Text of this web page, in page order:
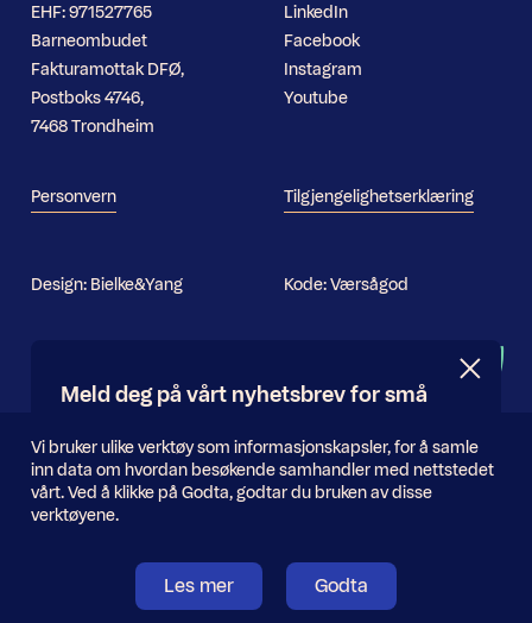
EHF: 971527765
Barneombudet
Fakturamottak DFØ,
Postboks 4746,
7468 Trondheim
Personvern
LinkedIn
Facebook
Instagram
Youtube
Tilgjengelighetserklæring
Design: Bielke&Yang Kode:Værsågod
Informasjonskapsler
Vi bruker ulike verktøy som informasjonskapsler, for å samle
inn data om hvordan besøkende samhandler med nettstedet
vårt. Ved å klikke på Godta, godtar du bruken av disse
verktøyene.
Les mer Godta
Meld deg på vårt nyhetsbrev for små
E-
postadresse
Send inn